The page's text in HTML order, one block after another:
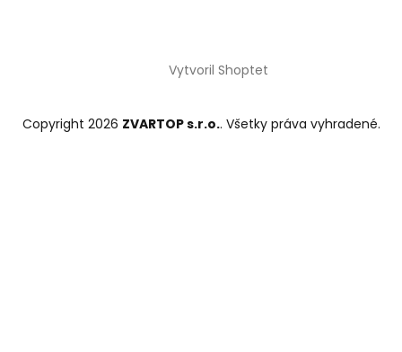
Vytvoril Shoptet
Copyright 2026 ZVARTOP s.r.o.. Všetky práva vyhradené.